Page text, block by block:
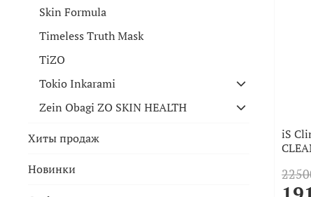
iS
Skin Formula
Timeless Truth Mask
TiZO
Tokio Inkarami
Zein Obagi ZO SKIN HEALTH
Хиты продаж
Новинки